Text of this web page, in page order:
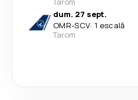
dum. 27 sept.
OMR-SCV· 1 escală
Tarom